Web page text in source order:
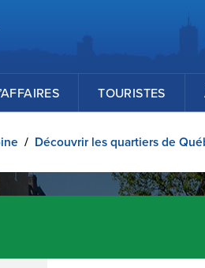
TOURISTES
/ Découvrir les quartiers de